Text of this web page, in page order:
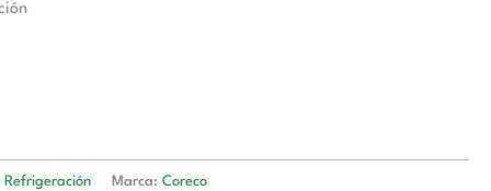
Refrigeración Marca:Coreco